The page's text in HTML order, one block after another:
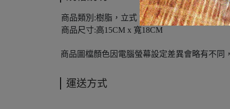
商品類別:樹脂，立式
商品尺寸:高15CM x 寬18CM
商品圖檔顏色因電腦螢幕設定差異會略有不同
運送方式